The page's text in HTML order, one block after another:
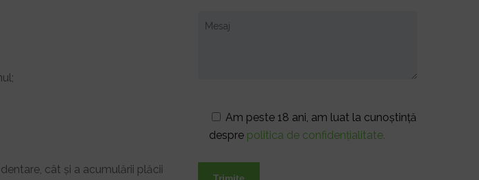
cât și a acumulării plăcii
Am peste 18 ani, am luat la cunoștință
despre politica de confidențialitate.